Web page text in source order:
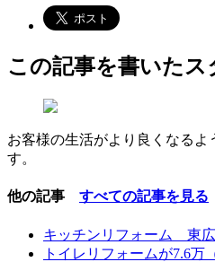
この記事を書いたス
お客様の生活がより良くなるよ
す。
他の記事 すべての記事を見る
キッチンリフォーム 東
トイレリフォームが7.6万